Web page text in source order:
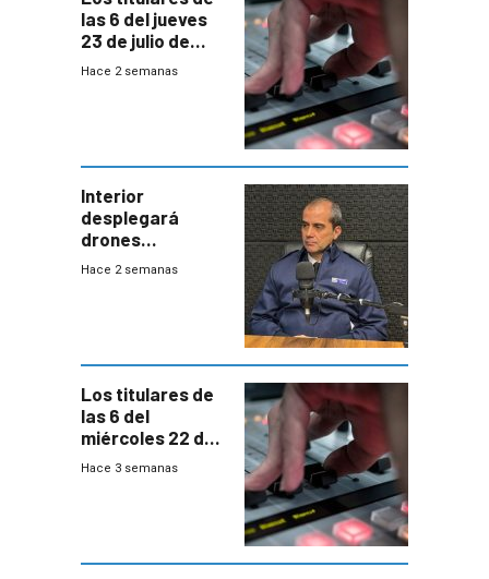
las 6 del jueves
23 de julio de
2026
Hace 2 semanas
Interior
desplegará
drones
autónomos para
Hace 2 semanas
Los titulares de
las 6 del
miércoles 22 de
julio de 2026
Hace 3 semanas